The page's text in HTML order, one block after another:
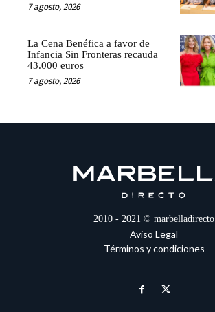
7 agosto, 2026
La Cena Benéfica a favor de
Infancia Sin Fronteras recauda
43.000 euros
7 agosto, 2026
2010 - 2021 © marbelladirecto
Aviso Legal
Términos y condiciones